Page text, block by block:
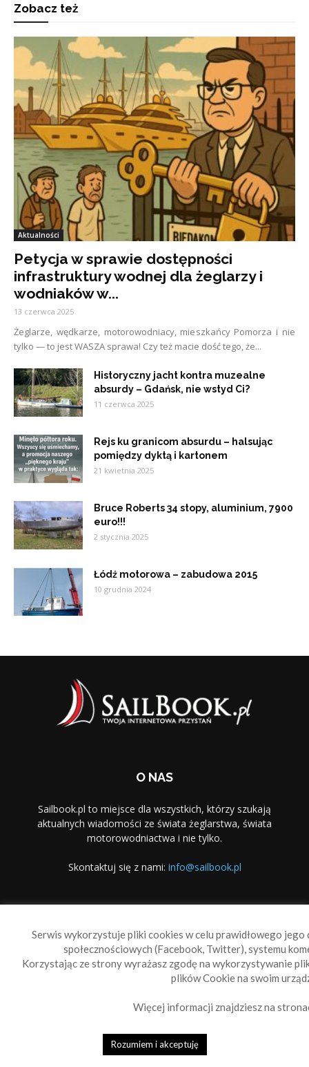
Zobacz też
Aktualności
Petycja w sprawie dostępności
infrastruktury wodnej dla żeglarzy i
wodniaków w...
13 czerwca 2025
Żeglarze, wędkarze, motorowodniacy, mieszkańcy Pomorza i nie
tylko — to jest WASZA sprawa! Czy też macie dość tego, że...
Historyczny jacht kontra muzealne
absurdy – Gdańsk, nie wstyd Ci?
11 czerwca 2025
Rejs ku granicom absurdu – halsując
pomiędzy dyktą i kartonem
21 kwietnia 2025
Bruce Roberts 34 stopy, aluminium, 7900
euro!!!
2 stycznia 2025
Łódź motorowa – zabudowa 2015
10 grudnia 2024
O NAS
Sailbook.pl to miejsce dla wszystkich, którzy szukają
aktualnych wiadomości ze świata żeglarstwa, świata
motorowodniactwa i nie tylko.
Skontaktuj się z nami: info@sailbook.pl
Reklama
Polityka prywatności
© 2010-2019 Sailbook.pl
Serwis wykorzystuje pliki cookies w celu prawidłowego
społecznościowych (Facebook, Twitter), systemu
Korzystając ze strony wyrażasz zgodę na wykorzystywanie
plików Cookie na swoim
Więcej informacji znajdziesz na
Rozumiem i akceptuję